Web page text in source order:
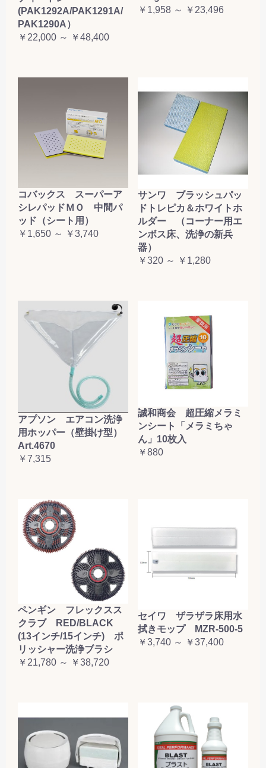
(PAK1292A/PAK1291A/
PAK1290A）
￥22,000 ～ ￥48,400
￥1,958 ～ ￥23,496
コバックス スーパーア
シレパッドＭＯ 中間パ
ッド（シート用）
￥1,650 ～ ￥3,740
サンワ ブラッシュパッ
ドトレピカ＆ホワイトホ
ルダー （コーナー用エ
ンボス床、洗浄の新兵
器）
￥320 ～ ￥1,280
アプソン エアコン洗浄
用ホッパー（壁掛け型）
Art.4670
￥7,315
誠和商会 超圧縮メラミ
ンシート「メラミちゃ
ん」10枚入
￥880
ペンギン フレックスス
クラブ RED/BLACK
(13インチ/15インチ) ポ
リッシャー洗浄ブラシ
￥21,780 ～ ￥38,720
セイワ ザラザラ床用水
拭きモップ MZR-500-5
￥3,740 ～ ￥37,400